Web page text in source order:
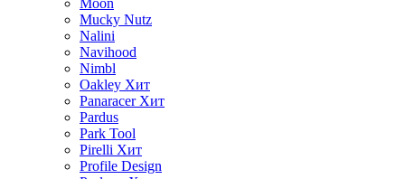
Moon
Mucky Nutz
Nalini
Navihood
Nimbl
Oakley Хит
Panaracer Хит
Pardus
Park Tool
Pirelli Хит
Profile Design